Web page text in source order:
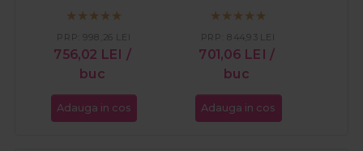
2020C-B
756,02 LEI /
buc
PRP:998,26 LEI
Adauga in cos
701,06 LEI /
buc
PRP: 844,93 LEI
Adauga in cos